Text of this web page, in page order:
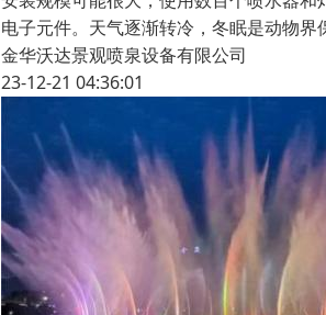
电子元件。天气逐渐转冷，冬眠是动物
金华沃达景观喷泉设备有限公司
23-12-21 04:36:01